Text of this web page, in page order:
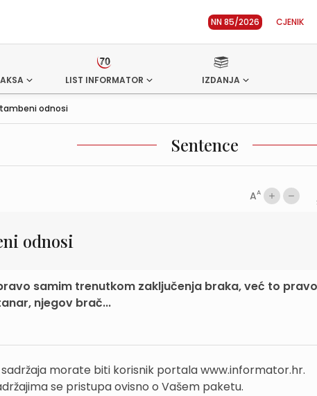
NN 85/2026 CJENIK
LIST INFORMATOR IZDANJA
odnosi
Sentence
AA
odnosi
samim trenutkom zaključenja braka, već to
njegov brač...
morate biti korisnik portala www.informator.hr.
se pristupa ovisno o Vašem paketu.